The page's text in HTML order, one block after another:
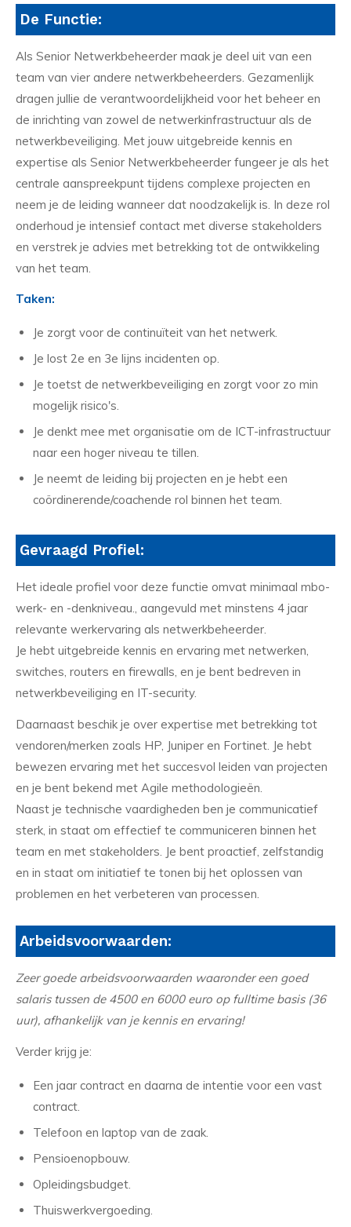
De Functie:
Als Senior Netwerkbeheerder maak je deel uit van een
team van vier andere netwerkbeheerders. Gezamenlijk
dragen jullie de verantwoordelijkheid voor het beheer en
de inrichting van zowel de netwerkinfrastructuur als de
netwerkbeveiliging. Met jouw uitgebreide kennis en
expertise als Senior Netwerkbeheerder fungeer je als het
centrale aanspreekpunt tijdens complexe projecten en
neem je de leiding wanneer dat noodzakelijk is. In deze rol
onderhoud je intensief contact met diverse stakeholders
en verstrek je advies met betrekking tot de ontwikkeling
van het team.
Taken:
Je zorgt voor de continuïteit van het netwerk.
Je lost 2e en 3e lijns incidenten op.
Je toetst de netwerkbeveiliging en zorgt voor zo min
mogelijk risico's.
Je denkt mee met organisatie om de ICT-infrastructuur
naar een hoger niveau te tillen.
Je neemt de leiding bij projecten en je hebt een
coördinerende/coachende rol binnen het team.
Gevraagd Profiel:
Het ideale profiel voor deze functie omvat minimaal mbo-
werk- en -denkniveau., aangevuld met minstens 4 jaar
relevante werkervaring als netwerkbeheerder.
Je hebt uitgebreide kennis en ervaring met netwerken,
switches, routers en firewalls, en je bent bedreven in
netwerkbeveiliging en IT-security.
Daarnaast beschik je over expertise met betrekking tot
vendoren/merken zoals HP, Juniper en Fortinet. Je hebt
bewezen ervaring met het succesvol leiden van projecten
en je bent bekend met Agile methodologieën.
Naast je technische vaardigheden ben je communicatief
sterk, in staat om effectief te communiceren binnen het
team en met stakeholders. Je bent proactief, zelfstandig
en in staat om initiatief te tonen bij het oplossen van
problemen en het verbeteren van processen.
Arbeidsvoorwaarden:
Zeer goede arbeidsvoorwaarden waaronder een goed
salaris tussen de 4500 en 6000 euro op fulltime basis (36
uur), afhankelijk van je kennis en ervaring!
Verder krijg je:
Een jaar contract en daarna de intentie voor een vast
contract.
Telefoon en laptop van de zaak.
Pensioenopbouw.
Opleidingsbudget.
Thuiswerkvergoeding.